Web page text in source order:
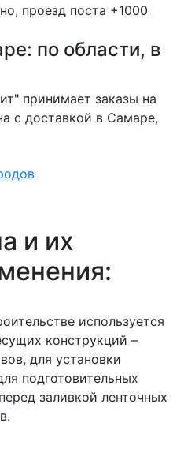
проезд поста +1000
по области, в
принимает заказы на
с доставкой в Самаре,
и их
используется
конструкций –
для установки
подготовительных
заливкой ленточных